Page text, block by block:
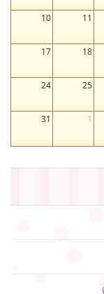
10 11
17 18
24 25
31 1